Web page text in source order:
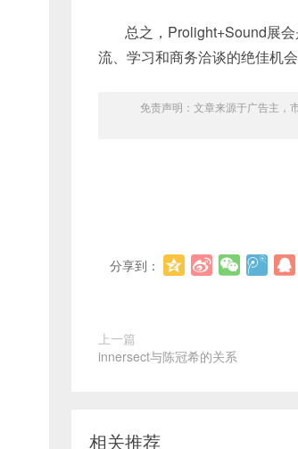
总之，Prolight+Sound展
流、学习和商务洽谈的绝佳机会
免责声明：文章来源于广告主，
分享到：
上一篇
innersect与陈冠希的关系
相关推荐